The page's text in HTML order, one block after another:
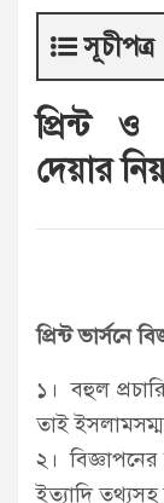
সূচীপত্র
প্রিন্ট ও
দেয়ার
প্রিন্ট ভার্সনে
১। বহুল
তাই
২।
ইত্যাদি